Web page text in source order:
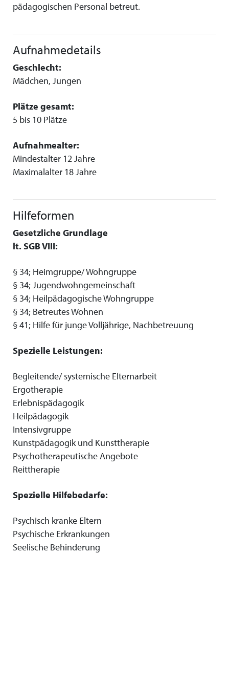
pädagogischen Personal betreut.
Aufnahmedetails
Geschlecht:
Mädchen, Jungen
Plätze gesamt:
5 bis 10 Plätze
Aufnahmealter:
Mindestalter 12 Jahre
Maximalalter 18 Jahre
Hilfeformen
Gesetzliche Grundlage
lt. SGB VIII:
§ 34; Heimgruppe/ Wohngruppe
§ 34; Jugendwohngemeinschaft
§ 34; Heilpädagogische Wohngruppe
§ 34; Betreutes Wohnen
§ 41; Hilfe für junge Volljährige, Nachbetreuung
Spezielle Leistungen:
Begleitende/ systemische Elternarbeit
Ergotherapie
Erlebnispädagogik
Heilpädagogik
Intensivgruppe
Kunstpädagogik und Kunsttherapie
Psychotherapeutische Angebote
Reittherapie
Spezielle Hilfebedarfe:
Psychisch kranke Eltern
Psychische Erkrankungen
Seelische Behinderung